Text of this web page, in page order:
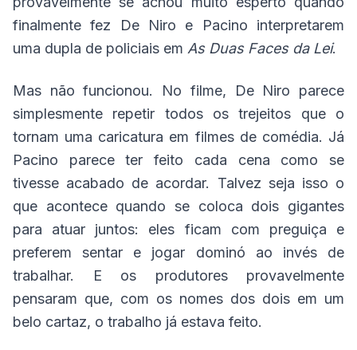
finalmente fez De Niro e Pacino interpretarem
uma dupla de policiais em As Duas Faces da Lei.
Mas não funcionou. No filme, De Niro parece
simplesmente repetir todos os trejeitos que o
tornam uma caricatura em filmes de comédia. Já
Pacino parece ter feito cada cena como se
tivesse acabado de acordar. Talvez seja isso o
que acontece quando se coloca dois gigantes
para atuar juntos: eles ficam com preguiça e
preferem sentar e jogar dominó ao invés de
trabalhar. E os produtores provavelmente
pensaram que, com os nomes dos dois em um
belo cartaz, o trabalho já estava feito.